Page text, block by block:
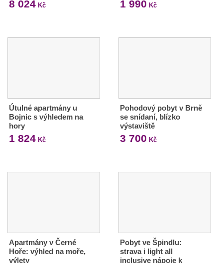
8 024 Kč 1 990 Kč
Útulné apartmány u
Bojnic s výhledem na
hory
1 824 Kč
Pohodový pobyt v Brně
se snídaní, blízko
výstaviště
3 700 Kč
Apartmány v Černé
Hoře: výhled na moře,
výlety
Pobyt ve Špindlu:
strava i light all
inclusive nápoje k